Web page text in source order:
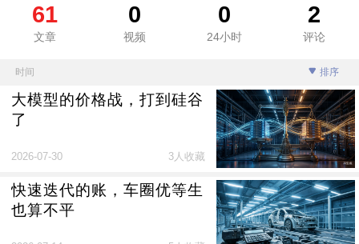
61
文章
0
视频
0
24小时
2
评论
时间 排序
大模型的价格战，打到硅谷
了
2026-07-30 3人收藏
快速迭代的账，车圈优等生
也算不平